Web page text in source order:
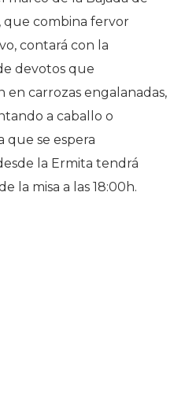
que combina fervor
contará con la
devotos que
en carrozas engalanadas,
a caballo o
que se espera
la Ermita tendrá
la misa a las 18:00h.